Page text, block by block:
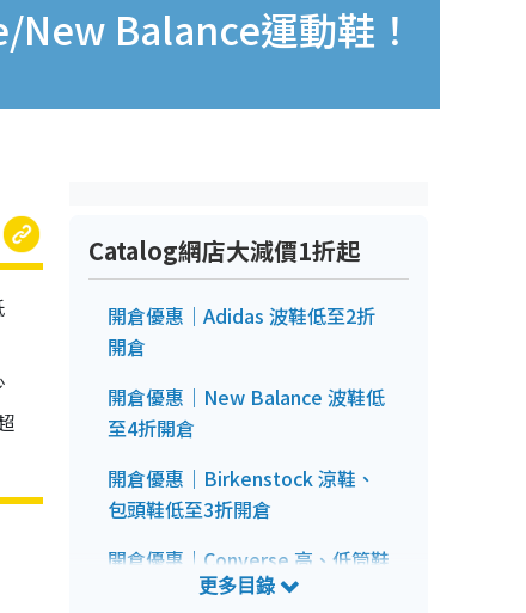
Balance運動鞋！
Catalog網店大減價1折起
開倉優惠｜Adidas 波鞋低至2折
開倉
開倉優惠｜New Balance 波鞋低
至4折開倉
開倉優惠｜Birkenstock 涼鞋、
包頭鞋低至3折開倉
開倉優惠｜Converse 高、低筒鞋
低至3折開倉